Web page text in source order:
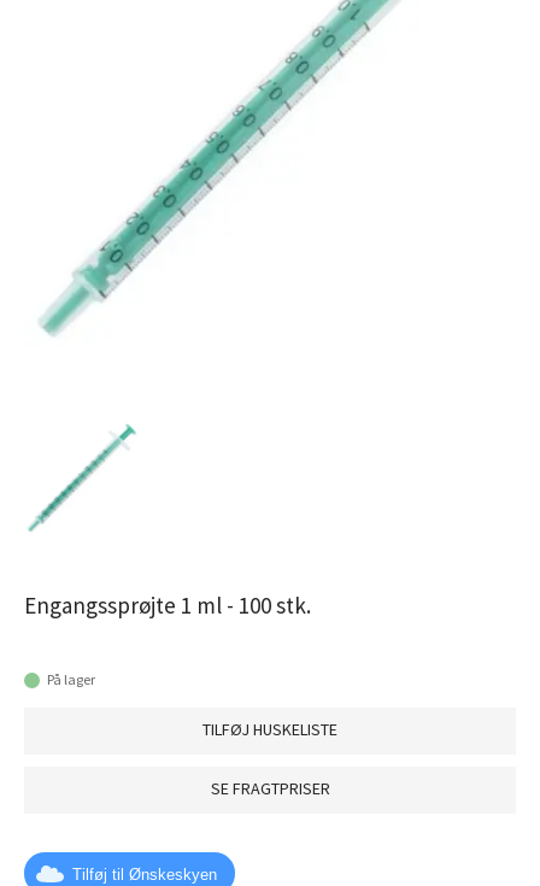
Engangssprøjte 1 ml - 100 stk.
På lager
TILFØJ HUSKELISTE
SE FRAGTPRISER
Tilføj til Ønskeskyen